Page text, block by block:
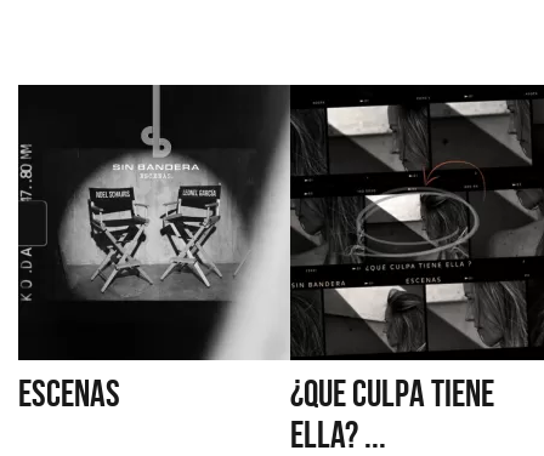
ESCENAS
¿QUE CULPA TIENE
ELLA? ...